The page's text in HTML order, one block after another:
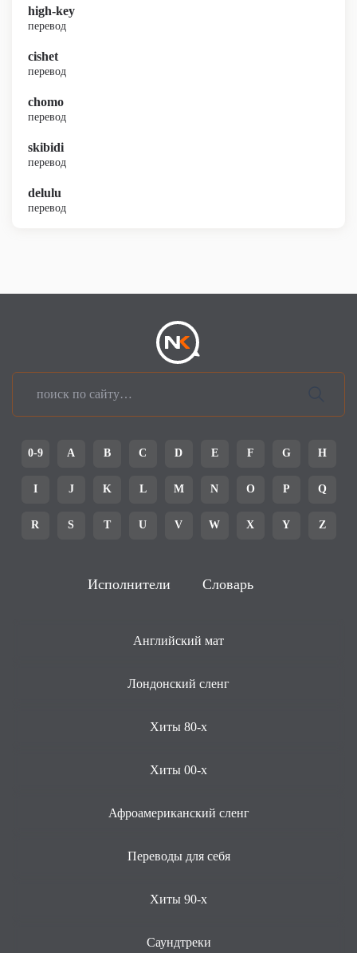
high-key
перевод
cishet
перевод
chomo
перевод
skibidi
перевод
delulu
перевод
0-9 A B C D E F G H
I J K L M N O P Q
R S T U V W X Y Z
Исполнители Словарь
Английский мат
Лондонский сленг
Хиты 80-х
Хиты 00-х
Афроамериканский сленг
Переводы для себя
Хиты 90-х
Саундтреки